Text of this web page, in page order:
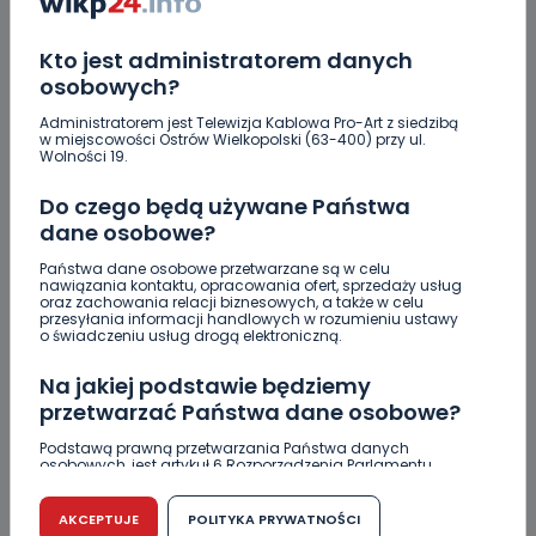
Kto jest administratorem danych
osobowych?
Administratorem jest Telewizja Kablowa Pro-Art z siedzibą
w miejscowości Ostrów Wielkopolski (63-400) przy ul.
Wolności 19.
Do czego będą używane Państwa
dane osobowe?
Państwa dane osobowe przetwarzane są w celu
nawiązania kontaktu, opracowania ofert, sprzedaży usług
oraz zachowania relacji biznesowych, a także w celu
przesyłania informacji handlowych w rozumieniu ustawy
o świadczeniu usług drogą elektroniczną.
Na jakiej podstawie będziemy
przetwarzać Państwa dane osobowe?
Podstawą prawną przetwarzania Państwa danych
osobowych, jest artykuł 6 Rozporządzenia Parlamentu
r. w sprawie ochrony osób fizycznych w związku z
przetwarzaniem danych osobowych w sprawie
swobodnego przepływu takich danych oraz uchylenia
AKCEPTUJE POLITYKA PRYWATNOŚCI
DODAJ SWÓJ KOMENTARZ
Wiadomość
Podpis